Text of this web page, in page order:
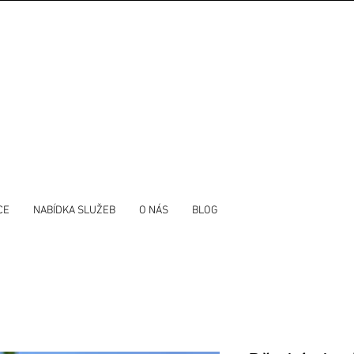
NABÍDKA SLUŽEB O NÁS BLOG